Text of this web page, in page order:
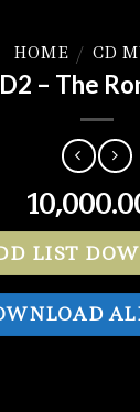
HOME / CD
– The
LIST